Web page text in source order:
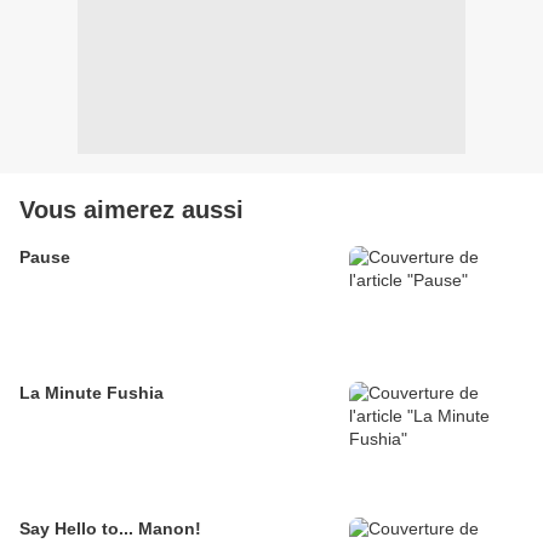
Vous aimerez aussi
Pause
La Minute Fushia
Say Hello to... Manon!